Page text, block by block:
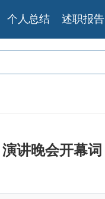
个人总结 述职报告
演讲晚会开幕词